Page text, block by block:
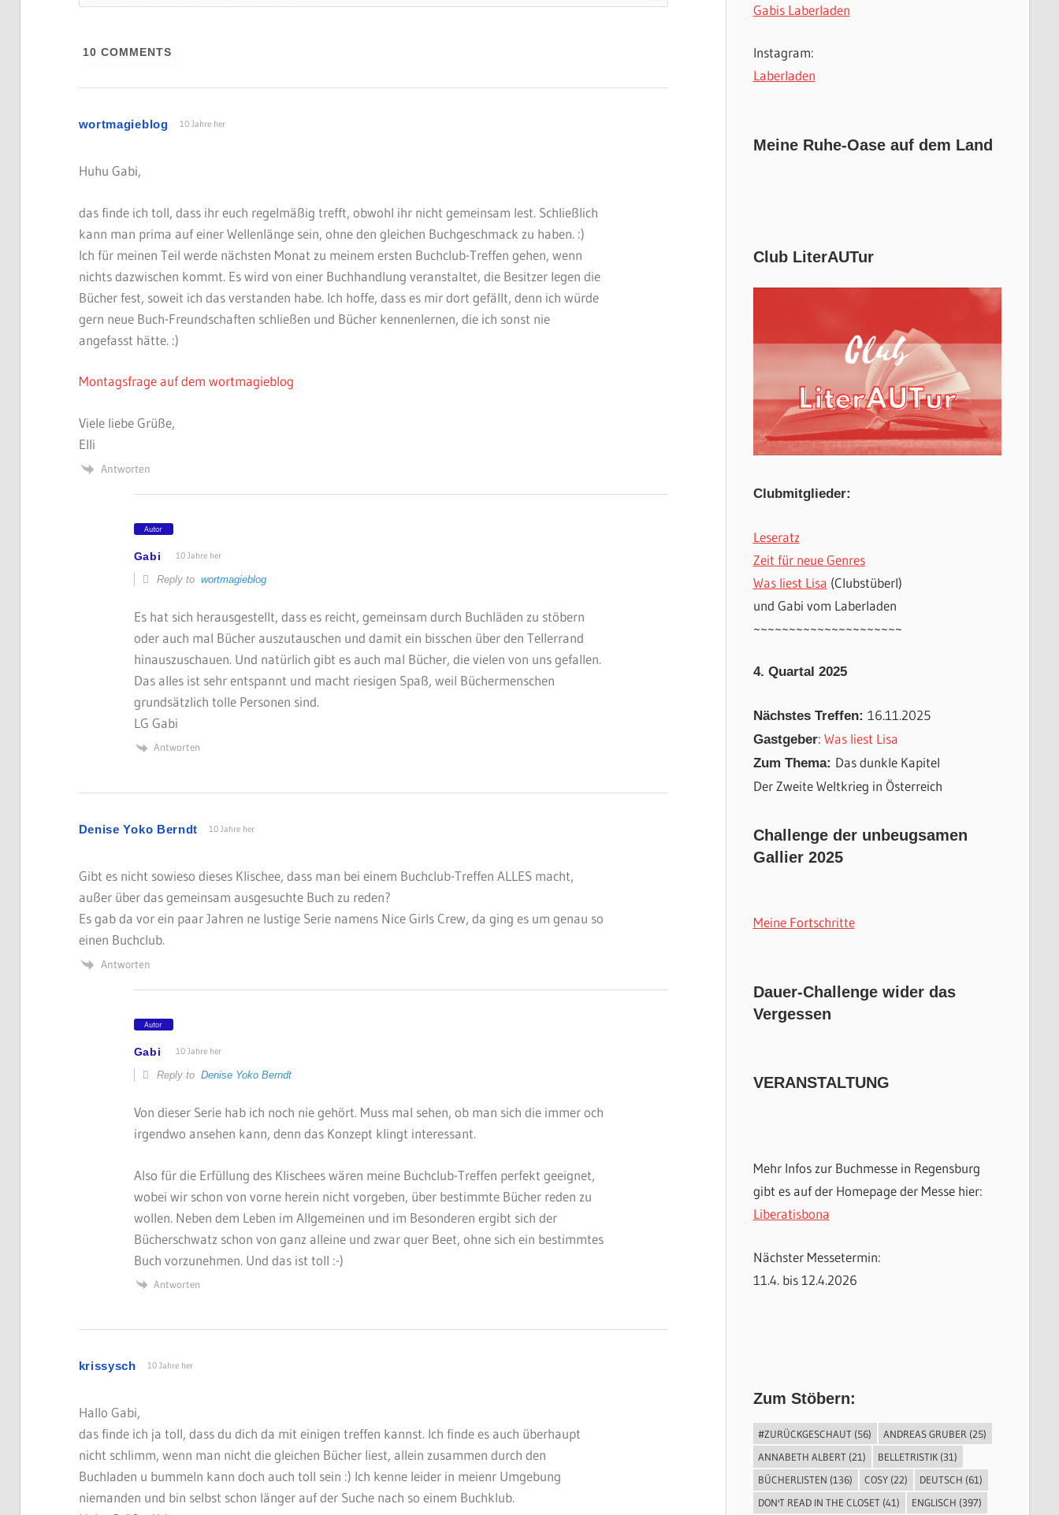
10 COMMENTS
wortmagieblog 10 Jahre her
Huhu Gabi,
das finde ich toll, dass ihr euch regelmäßig trefft, obwohl ihr nicht gemeinsam lest. Schließlich
kann man prima auf einer Wellenlänge sein, ohne den gleichen Buchgeschmack zu haben. :)
Ich für meinen Teil werde nächsten Monat zu meinem ersten Buchclub-Treffen gehen, wenn
nichts dazwischen kommt. Es wird von einer Buchhandlung veranstaltet, die Besitzer legen die
Bücher fest, soweit ich das verstanden habe. Ich hoffe, dass es mir dort gefällt, denn ich würde
gern neue Buch-Freundschaften schließen und Bücher kennenlernen, die ich sonst nie
angefasst hätte. :)
Montagsfrage auf dem wortmagieblog
Viele liebe Grüße,
Elli
Antworten
Autor
Gabi 10 Jahre her
Reply to wortmagieblog
Es hat sich herausgestellt, dass es reicht, gemeinsam durch Buchläden zu stöbern
oder auch mal Bücher auszutauschen und damit ein bisschen über den Tellerrand
hinauszuschauen. Und natürlich gibt es auch mal Bücher, die vielen von uns gefallen.
Das alles ist sehr entspannt und macht riesigen Spaß, weil Büchermenschen
grundsätzlich tolle Personen sind.
LG Gabi
Antworten
Denise Yoko Berndt 10 Jahre her
Gibt es nicht sowieso dieses Klischee, dass man bei einem Buchclub-Treffen ALLES macht,
außer über das gemeinsam ausgesuchte Buch zu reden?
Es gab da vor ein paar Jahren ne lustige Serie namens Nice Girls Crew, da ging es um genau so
einen Buchclub.
Antworten
Autor
Gabi 10 Jahre her
Reply to Denise Yoko Berndt
Von dieser Serie hab ich noch nie gehört. Muss mal sehen, ob man sich die immer och
irgendwo ansehen kann, denn das Konzept klingt interessant.
Also für die Erfüllung des Klischees wären meine Buchclub-Treffen perfekt geeignet,
wobei wir schon von vorne herein nicht vorgeben, über bestimmte Bücher reden zu
wollen. Neben dem Leben im Allgemeinen und im Besonderen ergibt sich der
Bücherschwatz schon von ganz alleine und zwar quer Beet, ohne sich ein bestimmtes
Buch vorzunehmen. Und das ist toll :-)
Antworten
krissysch 10 Jahre her
Hallo Gabi,
das finde ich ja toll, dass du dich da mit einigen treffen kannst. Ich finde es auch überhaupt
nicht schlimm, wenn man nicht die gleichen Bücher liest, allein zusammen durch den
Buchladen u bummeln kann doch auch toll sein :) Ich kenne leider in meienr Umgebung
niemanden und bin selbst schon länger auf der Suche nach so einem Buchklub.
Gabis Laberladen
Instagram:
Laberladen
Meine Ruhe-Oase auf dem Land
Club LiterAUTur
Clubmitglieder:
Leseratz
Zeit für neue Genres
Was liest Lisa (Clubstüberl)
und Gabi vom Laberladen
~~~~~~~~~~~~~~~~~~~~~
4. Quartal 2025
Nächstes Treffen: 16.11.2025
Gastgeber: Was liest Lisa
Zum Thema: Das dunkle Kapitel
Der Zweite Weltkrieg in Österreich
Challenge der unbeugsamen
Gallier 2025
Meine Fortschritte
Dauer-Challenge wider das
Vergessen
VERANSTALTUNG
Mehr Infos zur Buchmesse in Regensburg
gibt es auf der Homepage der Messe hier:
Liberatisbona
Nächster Messetermin:
11.4. bis 12.4.2026
Zum Stöbern:
#ZURÜCKGESCHAUT (56) ANDREAS GRUBER (25)
ANNABETH ALBERT (21) BELLETRISTIK (31)
BÜCHERLISTEN (136) COSY (22) DEUTSCH (61)
DON'T READ IN THE CLOSET (41) ENGLISCH (397)